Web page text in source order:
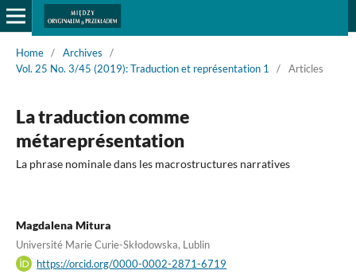
Home / Archives
/
Vol. 25 No. 3/45 (2019): Traduction et représentation 1
/ Articles
La traduction comme
métareprésentation
La phrase nominale dans les macrostructures narratives
Magdalena Mitura
Université Marie Curie-Skłodowska, Lublin
https://orcid.org/0000-0002-2871-6719